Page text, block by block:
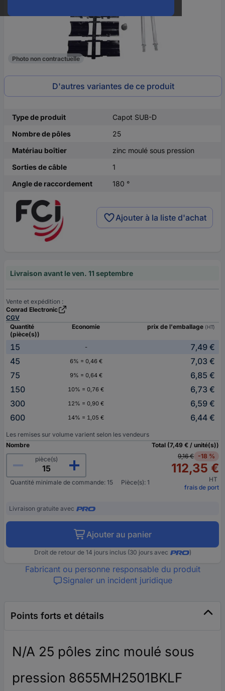
Photo non contractuelle
D'autres variantes de ce produit
Type de produit
Capot SUB-D
Nombre de pôles
25
Matériau boîtier
zinc moulé sous pression
Sorties de câble
1
Angle de raccordement
180 °
Ajouter à la liste d'achat
Livraison avant le ven. 11 septembre
Vente et expédition :
Conrad Electronic
CGV
Quantité
(pièce(s))
Economie prix de l'emballage (HT)
15 -
7,49 €
45
6% = 0,46 €
7,03 €
75
9% = 0,64 €
6,85 €
150
10% = 0,76 €
6,73 €
300
12% = 0,90 €
6,59 €
600
14% = 1,05 € 6,44 €
Les remises sur volume varient selon les vendeurs
Nombre
pièce(s)
Quantité minimale de commande: 15 Pièce(s): 1
Total (7,49 € / unité(s))
9,16 € -18 %
112,35 €
HT
frais de port
Livraison gratuite avec
Ajouter au panier
Droit de retour de 14 jours inclus (30 jours avec )
Fabricant ou personne responsable du produit
Signaler un incident juridique
Points forts et détails
N/A 25 pôles zinc moulé sous
pression 8655MH2501BKLF